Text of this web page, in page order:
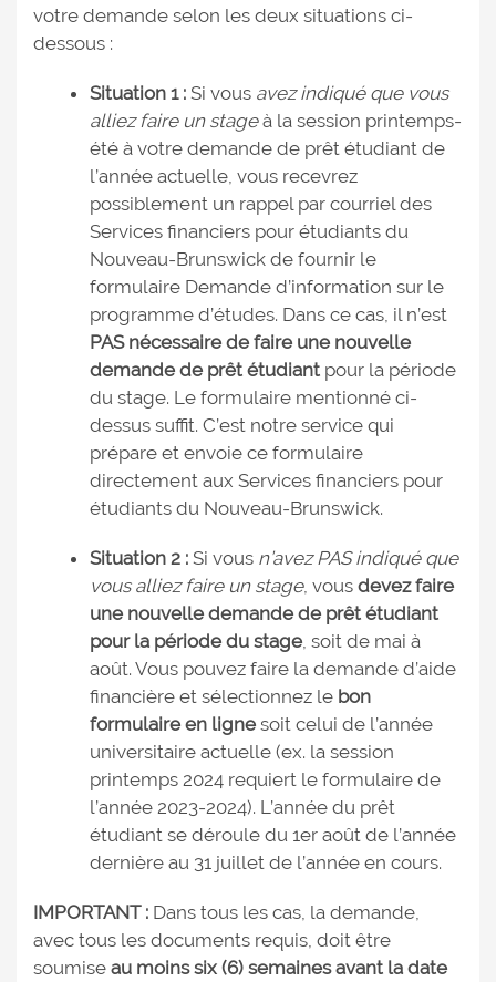
votre demande selon les deux situations ci-
dessous :
Situation 1 : Si vous avez indiqué que vous
alliez faire un stageà la session printemps-
été à votre demande de prêt étudiant de
l’année actuelle, vous recevrez
possiblement un rappel par courriel des
Services financiers pour étudiants du
Nouveau-Brunswick de fournir le
formulaire Demande d’information sur le
programme d’études. Dans ce cas, il n’est
PAS nécessaire de faire une nouvelle
demande de prêt étudiant pour la période
du stage. Le formulaire mentionné ci-
dessus suffit. C’est notre service qui
prépare et envoie ce formulaire
directement aux Services financiers pour
étudiants du Nouveau-Brunswick.
Situation 2 : Si vous n’avez PAS indiqué que
vous alliez faire un stage, vous devez faire
une nouvelle demande de prêt étudiant
pour la période du stage, soit de mai à
août. Vous pouvez faire la demande d’aide
financière et sélectionnez le bon
formulaire en lignesoit celui de l’année
universitaire actuelle (ex. la session
printemps 2024 requiert le formulaire de
l’année 2023-2024). L’année du prêt
étudiant se déroule du 1er août de l’année
dernière au 31 juillet de l’année en cours.
IMPORTANT : Dans tous les cas, la demande,
avec tous les documents requis, doit être
soumise au moins six (6) semaines avant la date